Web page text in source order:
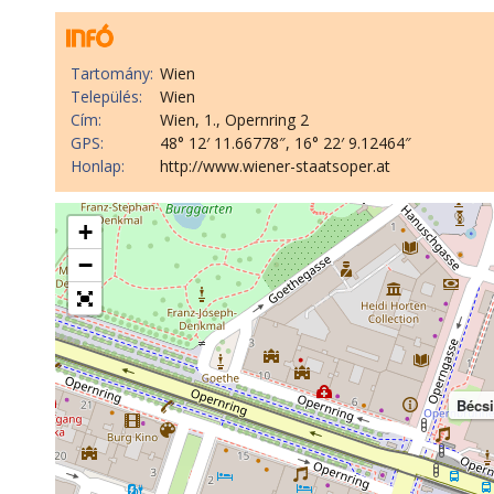
Tartomány: Wien
Település:
Wien
Cím:
Wien, 1., Opernring 2
GPS:
48° 12′ 11.66778″, 16° 22′ 9.12464″
Honlap:
http://www.wiener-staatsoper.at
+
−